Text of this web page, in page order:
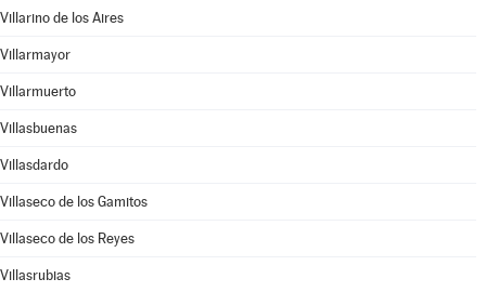
Villarino de los Aires
Villarmayor
Villarmuerto
Villasbuenas
Villasdardo
Villaseco de los Gamitos
Villaseco de los Reyes
Villasrubias